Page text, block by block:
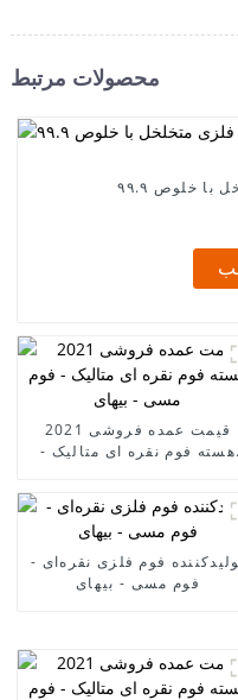
محصولات مرتبط
قیمت عمده فروشی 2021
هسته فوم نقره ای متالیک -
فوم فلزی نقره‌ای -
فوم مسی - بیهای